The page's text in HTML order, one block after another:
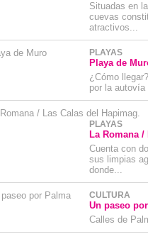
Situadas en
cuevas
atractivos...
PLAYAS
Playa de
¿Cómo
por la
PLAYAS
La Romana
Cuenta con
sus limpias
donde...
CULTURA
Un paseo
Calles de